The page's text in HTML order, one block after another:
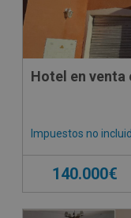
Hotel en venta
Impuestos no
140.000€